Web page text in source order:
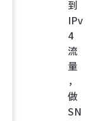
到
IPv
4
流
量
，
做
SN